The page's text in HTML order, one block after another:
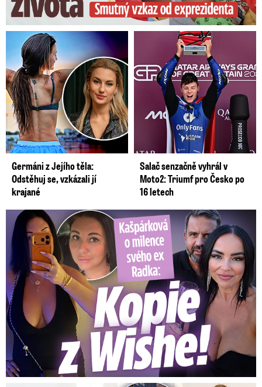
Germáni z Jejího těla:
Odstěhuj se, vzkázali jí
krajané
Salač senzačně vyhrál v
Moto2: Triumf pro Česko po
16 letech
Kašpárková o milence svého ex Radka: Kopie z Wishe!